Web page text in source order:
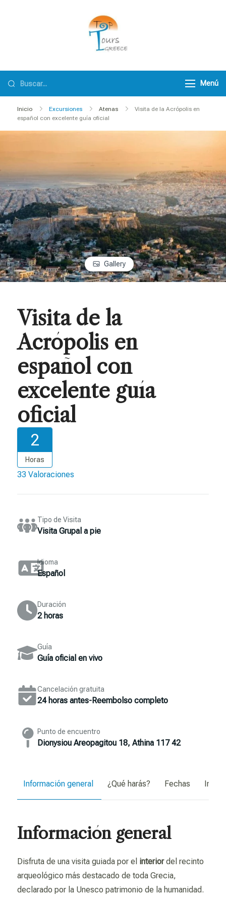
Menú
Inicio Excursiones Atenas
Visita de la Acrópolis en
español con excelente guía oficial
Gallery
Visita de la
Acrópolis en
español con
excelente guía
oficial
2
Horas
33 Valoraciones
Tipo de Visita
Visita Grupal a pie
Idioma
Español
Duración
2 horas
Guía
Guía oficial en vivo
Cancelación gratuita
24 horas antes-Reembolso completo
Punto de encuentro
Dionysiou Areopagitou 18, Athina 117 42
Información general ¿Qué harás? Fechas
Información general
Disfruta de una visita guiada por el interiordel recinto
arqueológico más destacado de toda Grecia,
declarado por la Unesco patrimonio de la humanidad.